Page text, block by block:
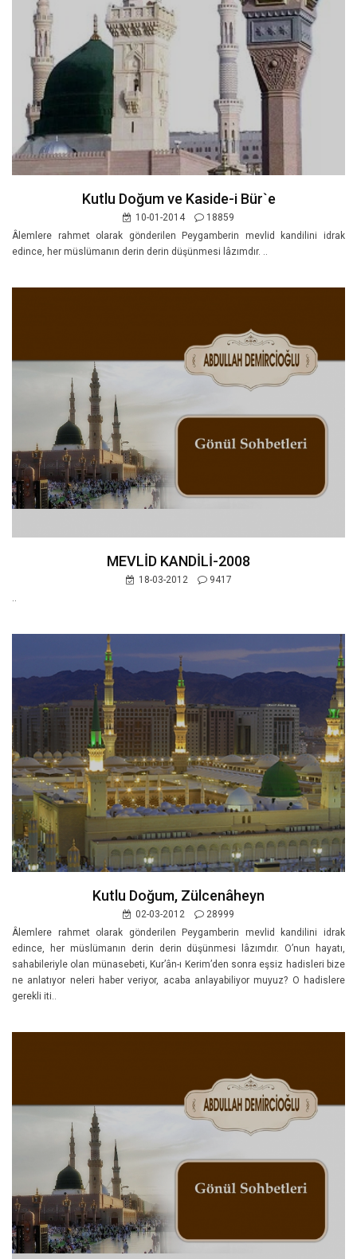
Kutlu Doğum ve Kaside-i Bür`e
10-01-2014
18859
Âlemlere rahmet olarak gönderilen Peygamberin mevlid kandilini idrak
edince, her müslümanın derin derin düşünmesi lâzımdır. ..
MEVLİD KANDİLİ-2008
18-03-2012
9417
Kutlu Doğum, Zülcenâheyn
02-03-2012
28999
Âlemlere rahmet olarak gönderilen Peygamberin mevlid kandilini idrak
edince, her müslümanın derin derin düşünmesi lâzımdır. O’nun hayatı,
sahabileriyle olan münasebeti, Kur’ân-ı Kerim’den sonra eşsiz hadisleri bize
ne anlatıyor neleri haber veriyor, acaba anlayabiliyor muyuz? O hadislere
gerekli iti..